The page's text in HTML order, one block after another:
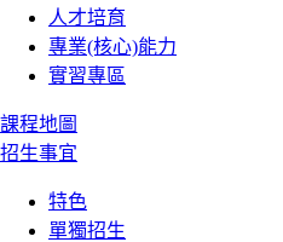
人才培育
專業(核心)能力
實習專區
課程地圖
招生事宜
特色
單獨招生